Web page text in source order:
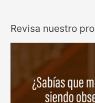
Revisa nuestro